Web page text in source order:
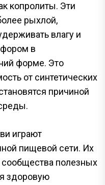
копролиты. Эти
рыхлой,
влагу и
в
форме. Это
от синтетических
причиной
играют
пищевой сети. Их
сообщества полезных
здоровую